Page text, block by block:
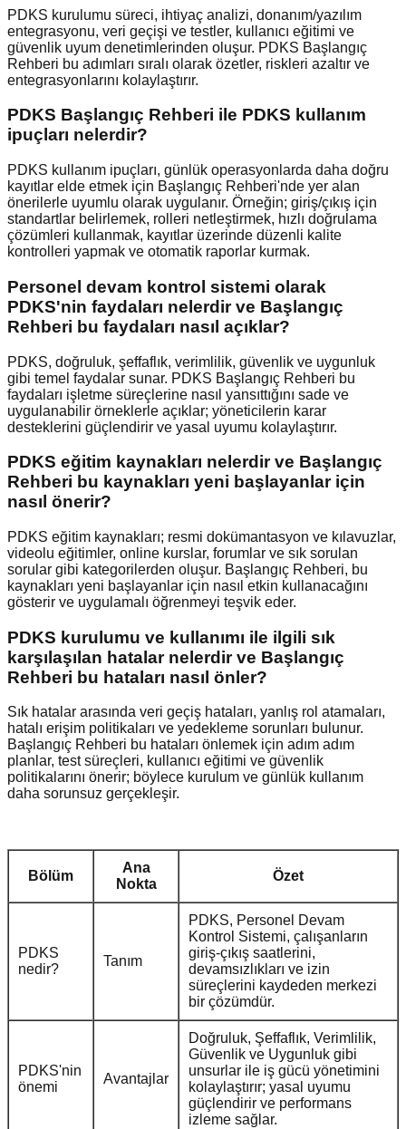
PDKS kurulumu süreci, ihtiyaç analizi, donanım/yazılım
entegrasyonu, veri geçişi ve testler, kullanıcı eğitimi ve
güvenlik uyum denetimlerinden oluşur. PDKS Başlangıç
Rehberi bu adımları sıralı olarak özetler, riskleri azaltır ve
entegrasyonlarını kolaylaştırır.
PDKS Başlangıç Rehberi ile PDKS kullanım
ipuçları nelerdir?
PDKS kullanım ipuçları, günlük operasyonlarda daha doğru
kayıtlar elde etmek için Başlangıç Rehberi'nde yer alan
önerilerle uyumlu olarak uygulanır. Örneğin; giriş/çıkış için
standartlar belirlemek, rolleri netleştirmek, hızlı doğrulama
çözümleri kullanmak, kayıtlar üzerinde düzenli kalite
kontrolleri yapmak ve otomatik raporlar kurmak.
Personel devam kontrol sistemi olarak
PDKS'nin faydaları nelerdir ve Başlangıç
Rehberi bu faydaları nasıl açıklar?
PDKS, doğruluk, şeffaflık, verimlilik, güvenlik ve uygunluk
gibi temel faydalar sunar. PDKS Başlangıç Rehberi bu
faydaları işletme süreçlerine nasıl yansıttığını sade ve
uygulanabilir örneklerle açıklar; yöneticilerin karar
desteklerini güçlendirir ve yasal uyumu kolaylaştırır.
PDKS eğitim kaynakları nelerdir ve Başlangıç
Rehberi bu kaynakları yeni başlayanlar için
nasıl önerir?
PDKS eğitim kaynakları; resmi dokümantasyon ve kılavuzlar,
videolu eğitimler, online kurslar, forumlar ve sık sorulan
sorular gibi kategorilerden oluşur. Başlangıç Rehberi, bu
kaynakları yeni başlayanlar için nasıl etkin kullanacağını
gösterir ve uygulamalı öğrenmeyi teşvik eder.
PDKS kurulumu ve kullanımı ile ilgili sık
karşılaşılan hatalar nelerdir ve Başlangıç
Rehberi bu hataları nasıl önler?
Sık hatalar arasında veri geçiş hataları, yanlış rol atamaları,
hatalı erişim politikaları ve yedekleme sorunları bulunur.
Başlangıç Rehberi bu hataları önlemek için adım adım
planlar, test süreçleri, kullanıcı eğitimi ve güvenlik
politikalarını önerir; böylece kurulum ve günlük kullanım
daha sorunsuz gerçekleşir.
Bölüm
Ana
Nokta
Özet
PDKS
nedir?
Tanım
PDKS, Personel Devam
Kontrol Sistemi, çalışanların
giriş-çıkış saatlerini,
devamsızlıkları ve izin
süreçlerini kaydeden merkezi
bir çözümdür.
PDKS'nin
önemi
Avantajlar
Doğruluk, Şeffaflık, Verimlilik,
Güvenlik ve Uygunluk gibi
unsurlar ile iş gücü yönetimini
kolaylaştırır; yasal uyumu
güçlendirir ve performans
izleme sağlar.